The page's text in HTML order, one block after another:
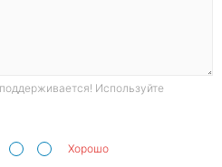
Используйте
Хорошо